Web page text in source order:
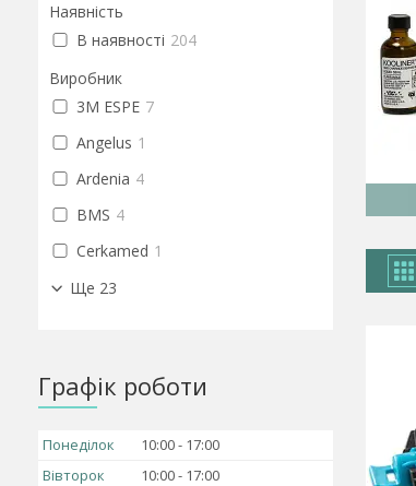
Наявність
В наявності 204
Виробник
3M ESPE 7
Angelus 1
Ardenia 4
BMS 4
Cerkamed 1
Ще 23
Графік роботи
Понеділок 10:00
17:00
Вівторок
10:00
17:00